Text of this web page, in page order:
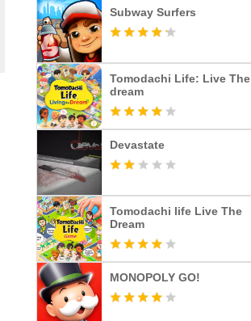
Subway Surfers
Tomodachi Life: Live The
dream
Devastate
Tomodachi life Live The
Dream
MONOPOLY GO!